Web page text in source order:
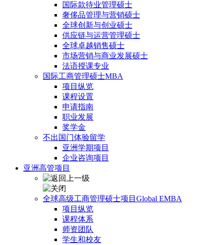
国际款待业管理硕士
奢侈品管理与营销硕士
全球创新与创业硕士
供应链与运营管理硕士
全球卓越销售硕士
市场营销与商业发展硕士
法语授课专业
国际工商管理硕士MBA
项目纵览
课程设置
申请指南
职业发展
奖学金
不出国门体验留学
亚洲学期项目
企业咨询项目
亚洲高管项目
全球高级工商管理硕士项目Global EMBA
项目纵览
课程体系
师资团队
学生和校友